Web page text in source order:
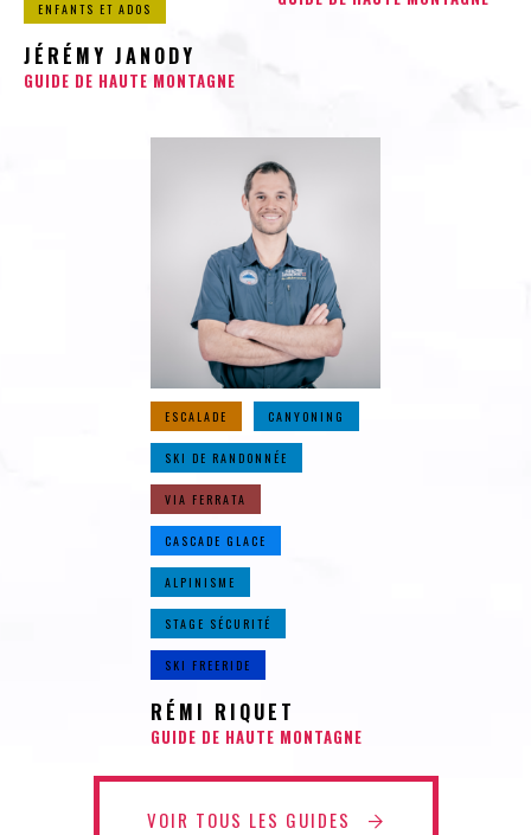
ENFANTS ET ADOS
JÉRÉMY JANODY
GUIDE DE HAUTE MONTAGNE
ESCALADE CANYONING
SKI DE RANDONNÉE
VIA FERRATA
CASCADE GLACE
ALPINISME
STAGE SÉCURITÉ
SKI FREERIDE
RÉMI RIQUET
GUIDE DE HAUTE MONTAGNE
VOIR TOUS LES GUIDES